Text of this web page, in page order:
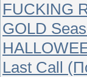
FUCKING
GOLD
Last Call